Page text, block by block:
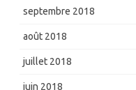
septembre 2018
août 2018
juillet 2018
juin 2018